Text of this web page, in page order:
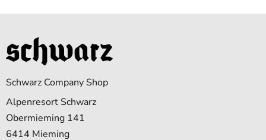
Schwarz Company Shop
Alpenresort Schwarz
Obermieming 141
6414 Mieming